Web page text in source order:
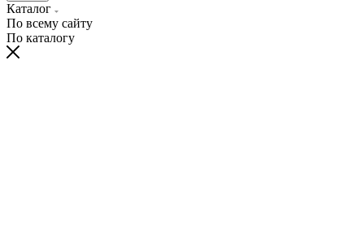
Каталог
По всему сайту
По каталогу